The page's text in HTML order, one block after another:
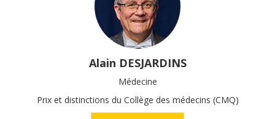
Alain DESJARDINS
Médecine
Prix et distinctions du Collège des médecins (CMQ)